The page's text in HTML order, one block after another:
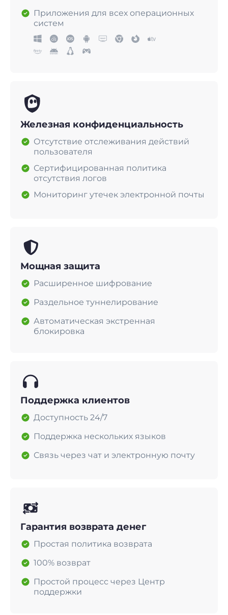
Приложения для всех операционных
систем
Железная конфиденциальность
Отсутствие отслеживания действий
пользователя
Сертифицированная политика
отсутствия логов
Мониторинг утечек электронной почты
Мощная защита
Расширенное шифрование
Раздельное туннелирование
Автоматическая экстренная
блокировка
Поддержка клиентов
Доступность 24/7
Поддержка нескольких языков
Связь через чат и электронную почту
Гарантия возврата денег
Простая политика возврата
100% возврат
Простой процесс через Центр
поддержки